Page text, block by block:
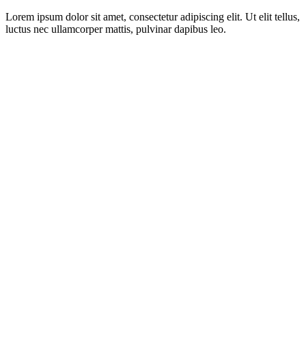
Lorem ipsum dolor sit amet, consectetur adipiscing elit. Ut elit tellus,
luctus nec ullamcorper mattis, pulvinar dapibus leo.